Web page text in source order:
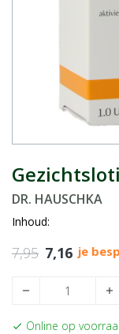
DR. HAUSCHKA
Inhoud:
7,95 7,16 je
remove add
check Online op